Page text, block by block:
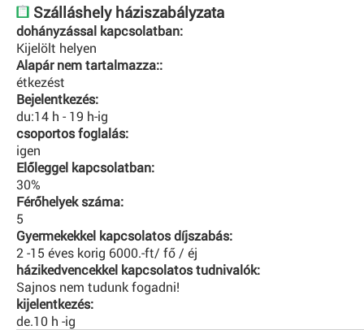
Szálláshely háziszabályzata
dohányzással kapcsolatban:
Kijelölt helyen
Alapár nem tartalmazza::
étkezést
Bejelentkezés:
du:14 h - 19 h-ig
csoportos foglalás:
igen
Előleggel kapcsolatban:
30%
Férőhelyek száma:
5
Gyermekekkel kapcsolatos díjszabás:
2 -15 éves korig 6000.-ft/ fő / éj
házikedvencekkel kapcsolatos tudnivalók:
Sajnos nem tudunk fogadni!
kijelentkezés:
de.10 h -ig